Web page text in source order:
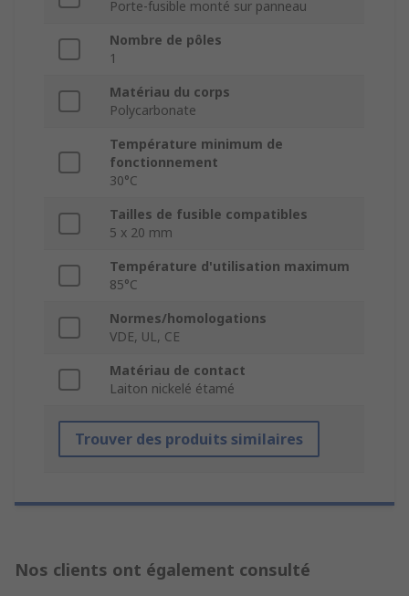
Porte-fusible monté sur panneau
Nombre de pôles
1
Matériau du corps
Polycarbonate
Température minimum de
fonctionnement
30°C
Tailles de fusible compatibles
5 x 20 mm
Température d'utilisation maximum
85°C
Normes/homologations
VDE, UL, CE
Matériau de contact
Laiton nickelé étamé
Trouver des produits similaires
Nos clients ont également consulté